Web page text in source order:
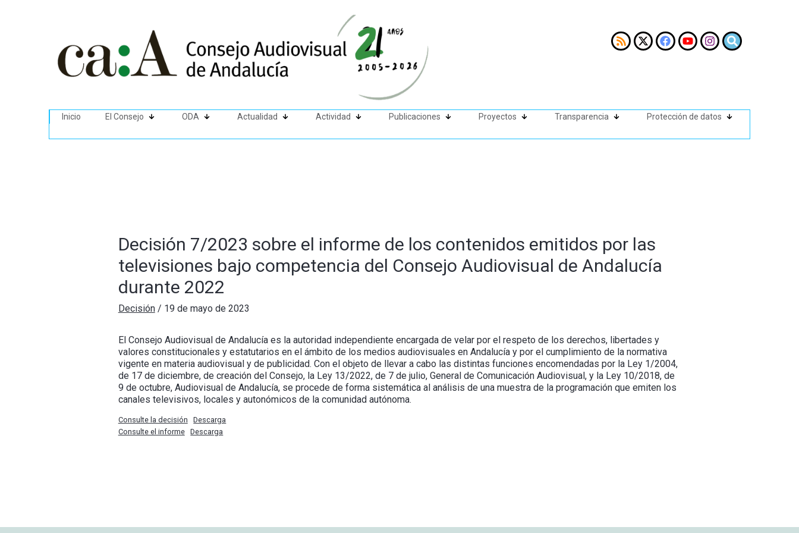
Inicio El Consejo ODA Actualidad Actividad Publicaciones Proyectos Transparencia Protección de datos
Decisión 7/2023 sobre el informe de los contenidos emitidos por las
televisiones bajo competencia del Consejo Audiovisual de Andalucía
durante 2022
Decisión/ 19 de mayo de 2023
El Consejo Audiovisual de Andalucía es la autoridad independiente encargada de velar por el respeto de los derechos, libertades y
valores constitucionales y estatutarios en el ámbito de los medios audiovisuales en Andalucía y por el cumplimiento de la normativa
vigente en materia audiovisual y de publicidad. Con el objeto de llevar a cabo las distintas funciones encomendadas por la Ley 1/2004,
de 17 de diciembre, de creación del Consejo, la Ley 13/2022, de 7 de julio, General de Comunicación Audiovisual, y la Ley 10/2018, de
9 de octubre, Audiovisual de Andalucía, se procede de forma sistemática al análisis de una muestra de la programación que emiten los
canales televisivos, locales y autonómicos de la comunidad autónoma.
Consulte la decisión
Descarga
Consulte el informe
Descarga